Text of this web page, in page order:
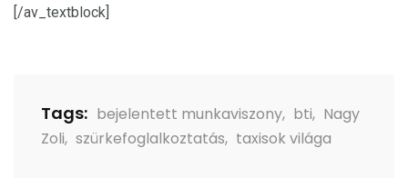
[/av_textblock]
Tags: bejelentett munkaviszony, bti, Nagy
Zoli, szürkefoglalkoztatás, taxisok világa